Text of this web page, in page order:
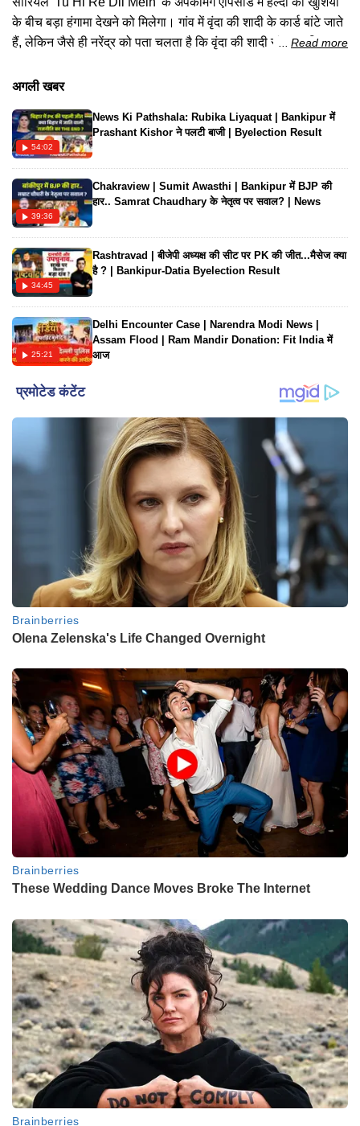
के बीच बड़ा हंगामा देखने को मिलेगा। गांव में वृंदा की शादी के कार्ड बांटे जाते
हैं, लेकिन जैसे ही नरेंद्र को पता चलता है कि वृंदा की शादी संजय पाटिल से
शख्स को थप्पड़ मार देता है और वृंदा के हाथ से शादी का कार्ड छीनकर फाड़
Read more
अगली खबर
54:02
News Ki Pathshala: Rubika Liyaquat | Bankipur में
Prashant Kishor ने पलटी बाजी | Byelection Result
39:36
Chakraview | Sumit Awasthi | Bankipur में BJP की
हार.. Samrat Chaudhary के नेतृत्व पर सवाल? | News
34:45
Rashtravad | बीजेपी अध्यक्ष की सीट पर PK की जीत...मैसेज क्या
है ? | Bankipur-Datia Byelection Result
25:21
Delhi Encounter Case | Narendra Modi News |
Assam Flood | Ram Mandir Donation: Fit India में
आज